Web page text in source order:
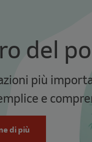
del
più
e
di più